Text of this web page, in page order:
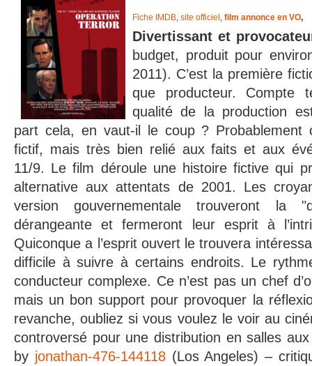
Fiche IMDB site officiel film annonce en VO,
Divertissant et
budget, produit pour
2011). C’est la première
que producteur.
qualité de la production
part cela, en vaut-il le coup ? Probablement
fictif, mais très bien relié aux faits et aux
11/9. Le film déroule une histoire fictive qui
alternative aux attentats de 2001. Les
version gouvernementale trouveront la
dérangeante et fermeront leur esprit à
Quiconque a l’esprit ouvert le trouvera
difficile à suivre à certains endroits. Le
conducteur complexe. Ce n’est pas un chef
mais un bon support pour provoquer la
revanche, oubliez si vous voulez le voir au
controversé pour une distribution en salles
by jonathan-476-144118(Los Angeles) –